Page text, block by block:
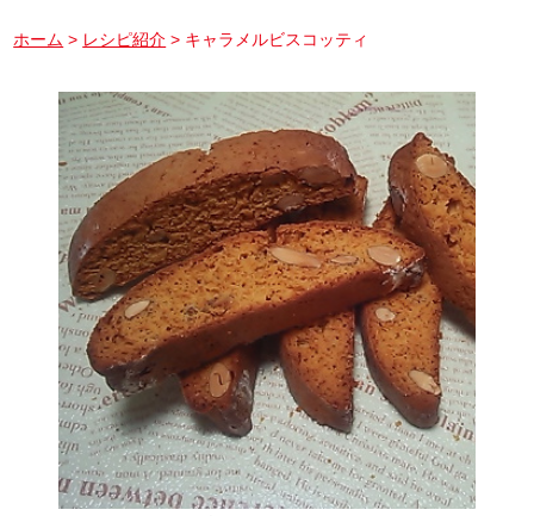
ホーム > レシピ紹介 > キャラメルビスコッティ